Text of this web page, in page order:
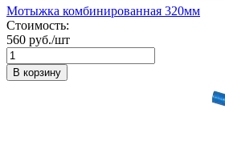
Мотыжка комбинированная 320мм
Стоимость:
560 руб./шт
В корзину